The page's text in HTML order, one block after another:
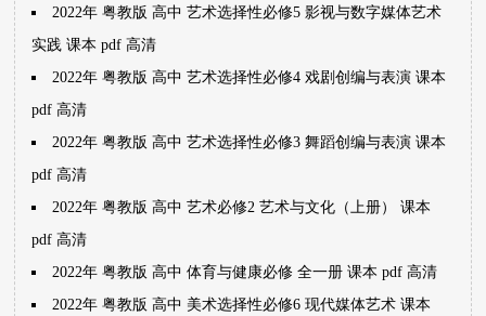
2022年 粤教版 高中 艺术选择性必修5 影视与数字媒体艺术
实践 课本 pdf 高清
2022年 粤教版 高中 艺术选择性必修4 戏剧创编与表演 课本
pdf 高清
2022年 粤教版 高中 艺术选择性必修3 舞蹈创编与表演 课本
pdf 高清
2022年 粤教版 高中 艺术必修2 艺术与文化（上册） 课本
pdf 高清
2022年 粤教版 高中 体育与健康必修 全一册 课本 pdf 高清
2022年 粤教版 高中 美术选择性必修6 现代媒体艺术 课本